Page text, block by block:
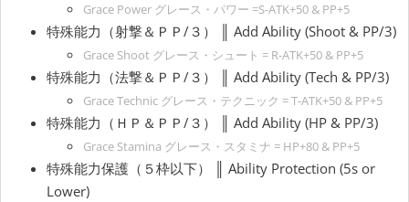
Grace Power グレース・パワー =S-ATK+50 & PP+5
特殊能力（射撃＆ＰＰ/３） ║ Add Ability (Shoot & PP/3)
Grace Shoot グレース・シュート = R-ATK+50 & PP+5
特殊能力（法撃＆ＰＰ/３） ║ Add Ability (Tech & PP/3)
Grace Technic グレース・テクニック = T-ATK+50 & PP+5
特殊能力（ＨＰ＆ＰＰ/３） ║ Add Ability (HP & PP/3)
Grace Stamina グレース・スタミナ = HP+80 & PP+5
特殊能力保護（５枠以下） ║ Ability Protection (5s or
Lower)